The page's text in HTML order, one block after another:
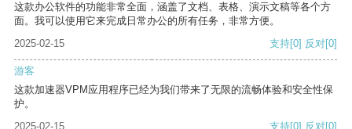
这款办公软件的功能非常全面，涵盖了文档、表格、演示文稿等各个方
面。我可以使用它来完成日常办公的所有任务，非常方便。
2025-02-15
支持[0] 反对[0]
游客
这款加速器VPM应用程序已经为我们带来了无限的流畅体验和安全性保
护。
2025-02-15
支持[0] 反对[0]